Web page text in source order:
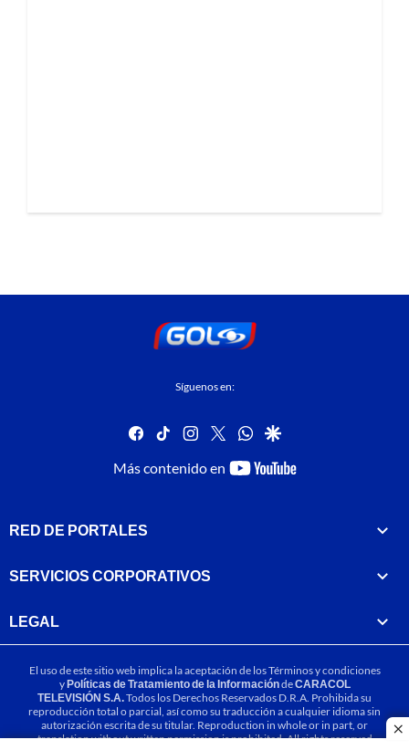
Síguenos en:
facebook
tiktok instagram
twitterwhatsapp
google
Más contenido en
youtube-
RED DE PORTALES
SERVICIOS CORPORATIVOS
LEGAL
El uso de este sitio web implica la aceptación de losTérminos y condiciones
yPolíticas de Tratamiento de la InformacióndeCARACOL
TELEVISIÓN S.A.Todos los Derechos Reservados D.R.A. Prohibida su
reproducción total o parcial, así como su traducción a cualquier idioma sin
autorización escrita de su titular. Reproduction in whole or in part, or
translation without written permission is prohibited. All rights reserved